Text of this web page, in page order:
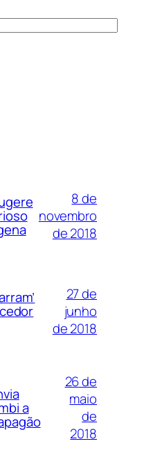
8 de
novembro
de 2018
27 de
junho
de 2018
a
26 de
maio
de
2018